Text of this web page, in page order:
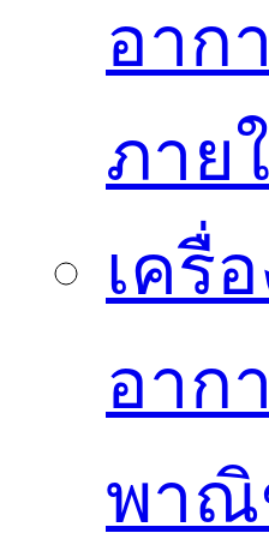
อาก
ภาย
เครื่
อาก
พาณิ